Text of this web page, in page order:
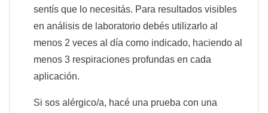
sentís que lo necesitás. Para resultados visibles
en análisis de laboratorio debés utilizarlo al
menos 2 veces al día como indicado, haciendo al
menos 3 respiraciones profundas en cada
aplicación.
Si sos alérgico/a, hacé una prueba con una